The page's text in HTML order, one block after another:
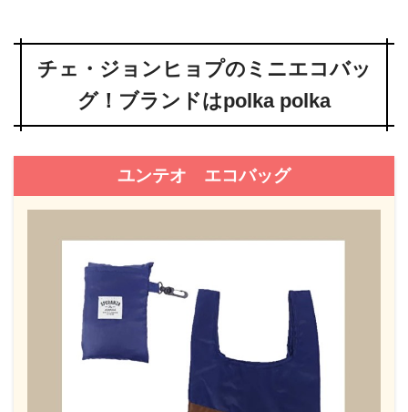
チェ・ジョンヒョプのミニエコバッ
グ！ブランドはpolka polka
ユンテオ エコバッグ